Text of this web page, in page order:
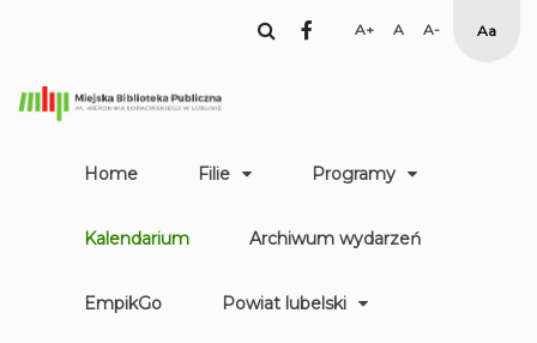
facebook
Set Set
Smaller
High
Home Filie Programy
Kalendarium Archiwum wydarzeń
EmpikGo Powiat lubelski